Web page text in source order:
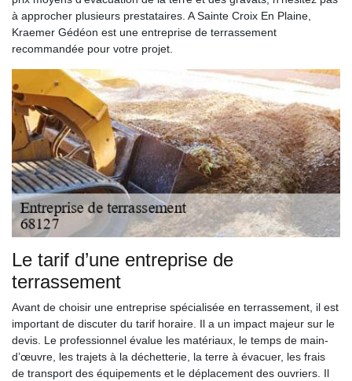
à approcher plusieurs prestataires. A Sainte Croix En Plaine,
Kraemer Gédéon est une entreprise de terrassement
recommandée pour votre projet.
Le tarif d’une entreprise de
terrassement
Avant de choisir une entreprise spécialisée en terrassement, il est
important de discuter du tarif horaire. Il a un impact majeur sur le
devis. Le professionnel évalue les matériaux, le temps de main-
d’œuvre, les trajets à la déchetterie, la terre à évacuer, les frais
de transport des équipements et le déplacement des ouvriers. Il